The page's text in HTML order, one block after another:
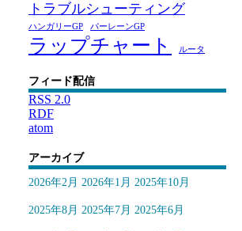
トラブルシューティング
ハンガリーGP バーレーンGP
ラップチャート ルータ
フィード配信
RSS 2.0
RDF
atom
アーカイブ
2026年2月 2026年1月 2025年10月
2025年8月 2025年7月 2025年6月